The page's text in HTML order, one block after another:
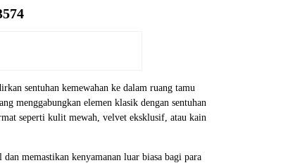
sentuhan kemewahan ke dalam ruang tamu
menggabungkan elemen klasik dengan sentuhan
seperti kulit mewah, velvet eksklusif, atau kain
memastikan kenyamanan luar biasa bagi para